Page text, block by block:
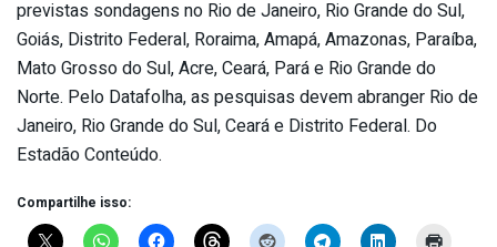
previstas sondagens no Rio de Janeiro, Rio Grande do Sul,
Goiás, Distrito Federal, Roraima, Amapá, Amazonas, Paraíba,
Mato Grosso do Sul, Acre, Ceará, Pará e Rio Grande do
Norte. Pelo Datafolha, as pesquisas devem abranger Rio de
Janeiro, Rio Grande do Sul, Ceará e Distrito Federal. Do
Estadão Conteúdo.
Compartilhe isso: